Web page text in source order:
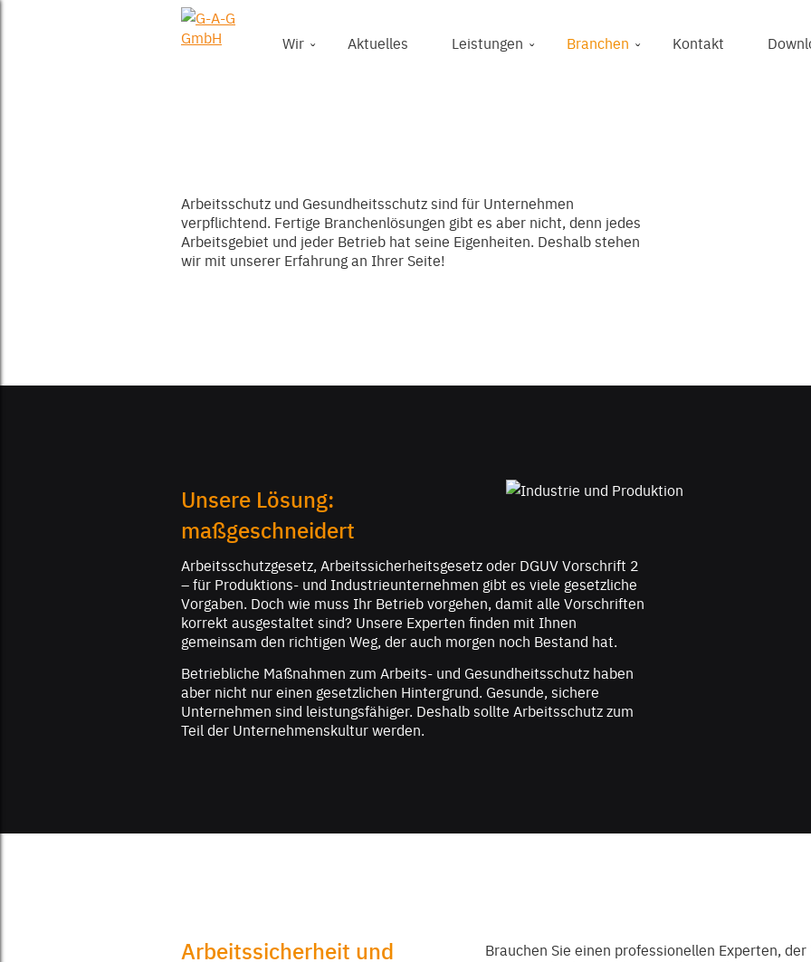
Wir Aktuelles Leistungen Branchen Kontakt
Arbeitsschutz und Gesundheitsschutz sind für Unternehmen
verpflichtend. Fertige Branchenlösungen gibt es aber nicht, denn jedes
Arbeitsgebiet und jeder Betrieb hat seine Eigenheiten. Deshalb stehen
wir mit unserer Erfahrung an Ihrer Seite!
Unsere Lösung:
maßgeschneidert
Arbeitsschutzgesetz, Arbeitssicherheitsgesetz oder DGUV Vorschrift 2
– für Produktions- und Industrieunternehmen gibt es viele gesetzliche
Vorgaben. Doch wie muss Ihr Betrieb vorgehen, damit alle Vorschriften
korrekt ausgestaltet sind? Unsere Experten finden mit Ihnen
gemeinsam den richtigen Weg, der auch morgen noch Bestand hat.
Betriebliche Maßnahmen zum Arbeits- und Gesundheitsschutz haben
aber nicht nur einen gesetzlichen Hintergrund. Gesunde, sichere
Unternehmen sind leistungsfähiger. Deshalb sollte Arbeitsschutz zum
Teil der Unternehmenskultur werden.
Arbeitssicherheit und
Brauchen Sie einen professionellen Experten,